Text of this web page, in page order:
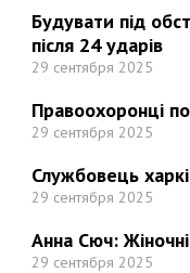
Будувати під
після 24 ударів
29 сентября 2025
Правоохоронці
29 сентября 2025
Службовець
29 сентября 2025
Анна Сюч:
29 сентября 2025